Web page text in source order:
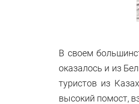
B своем
оказалось и из
туристов из
высокий помост,